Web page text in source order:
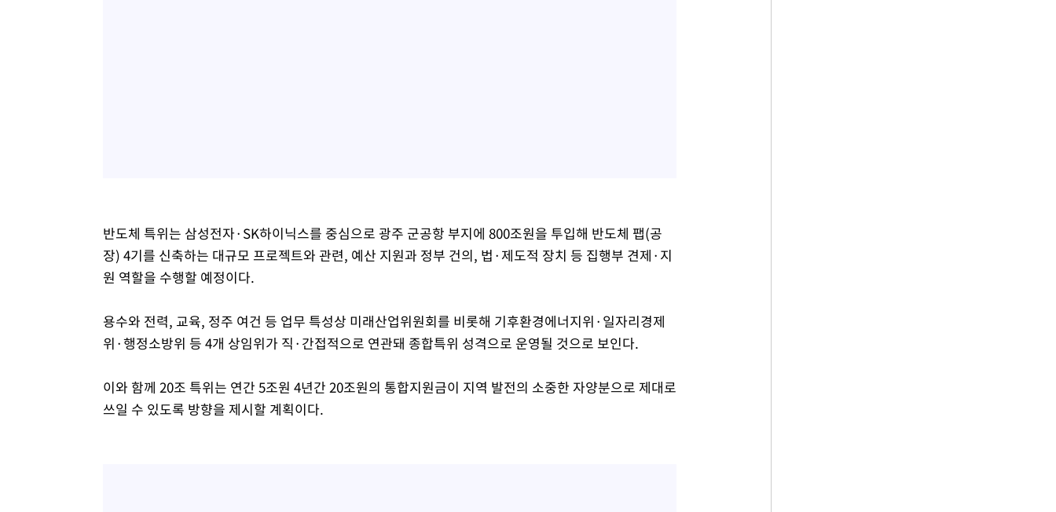
반도체 특위는 삼성전자·SK하이닉스를 중심으로 광주 군공항 부지에 800조원을 투입해 반도체 팹(공
장) 4기를 신축하는 대규모 프로젝트와 관련, 예산 지원과 정부 건의, 법·제도적 장치 등 집행부 견제·지
원 역할을 수행할 예정이다.
용수와 전력, 교육, 정주 여건 등 업무 특성상 미래산업위원회를 비롯해 기후환경에너지위·일자리경제
위·행정소방위 등 4개 상임위가 직·간접적으로 연관돼 종합특위 성격으로 운영될 것으로 보인다.
이와 함께 20조 특위는 연간 5조원 4년간 20조원의 통합지원금이 지역 발전의 소중한 자양분으로 제대로
쓰일 수 있도록 방향을 제시할 계획이다.